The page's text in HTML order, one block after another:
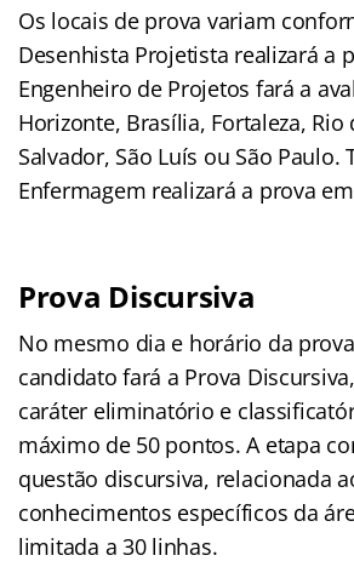
Os locais de prova variam
Desenhista Projetista realizará a
Engenheiro de Projetos fará a
Horizonte, Brasília, Fortaleza, Rio
Salvador, São Luís ou São Paulo.
Enfermagem realizará a prova
Prova Discursiva
No mesmo dia e horário da
candidato fará a Prova
caráter eliminatório e
máximo de 50 pontos. A etapa
questão discursiva, relacionada
conhecimentos específicos da
limitada a 30 linhas.